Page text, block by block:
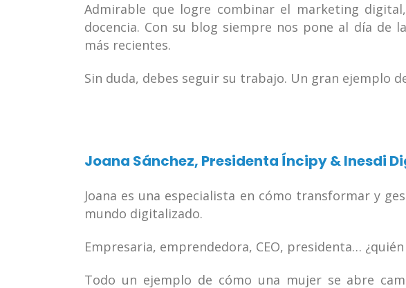
Admirable que logre combinar el marketing
docencia. Con su blog siempre nos pone al día de
más recientes.
Sin duda, debes seguir su trabajo. Un gran ejemplo
Joana Sánchez, Presidenta Íncipy & Inesdi
Joana es una especialista en cómo transformar y
mundo digitalizado.
Empresaria, emprendedora, CEO, presidenta… ¿quién
Todo un ejemplo de cómo una mujer se abre